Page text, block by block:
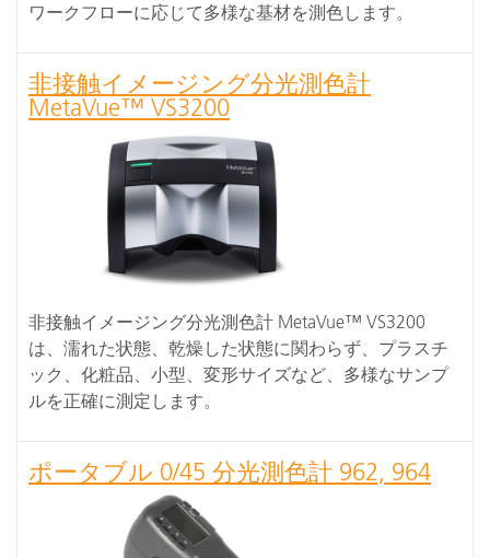
ワークフローに応じて多様な基材を測色します。
非接触イメージング分光測色計
MetaVue™ VS3200
非接触イメージング分光測色計 MetaVue™ VS3200
は、濡れた状態、乾燥した状態に関わらず、プラスチ
ック、化粧品、小型、変形サイズなど、多様なサンプ
ルを正確に測定します。
ポータブル 0/45 分光測色計 962, 964